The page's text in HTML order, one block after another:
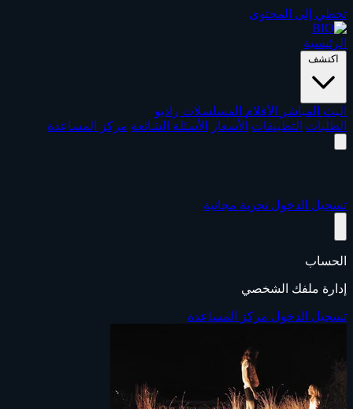
تخطي إلى المحتوى
الرئيسية
اكتشف
البث المباشر الأفلام المسلسلات راديو
الطلبات التطبيقات الأسعار الأسئلة الشائعة مركز المساعدة
تسجيل الدخول تجربة مجانية
الحساب
إدارة ملفك الشخصي
تسجيل الدخول مركز المساعدة